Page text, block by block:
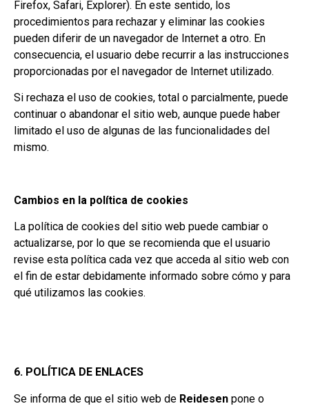
Firefox, Safari, Explorer). En este sentido, los
procedimientos para rechazar y eliminar las cookies
pueden diferir de un navegador de Internet a otro. En
consecuencia, el usuario debe recurrir a las instrucciones
proporcionadas por el navegador de Internet utilizado.
Si rechaza el uso de cookies, total o parcialmente, puede
continuar o abandonar el sitio web, aunque puede haber
limitado el uso de algunas de las funcionalidades del
mismo.
Cambios en la política de cookies
La política de cookies del sitio web puede cambiar o
actualizarse, por lo que se recomienda que el usuario
revise esta política cada vez que acceda al sitio web con
el fin de estar debidamente informado sobre cómo y para
qué utilizamos las cookies.
6. POLÍTICA DE ENLACES
Se informa de que el sitio web de Reidesen pone o